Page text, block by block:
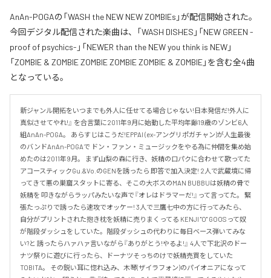
AnAn-POGAの「WASH the NEW NEW ZOMBIEs」が配信開始された。
今回デジタル配信された楽曲は、「WASH DISHES」「NEW GREEN -
proof of psychics-」「NEWER than the NEW you think is NEW」
「ZOMBIE & ZOMBIE ZOMBIE ZOMBIE ZOMBIE & ZOMBIE」を含む全4曲
となっている。
新ジャンル開拓をいつまでも外人に任せてる場合じゃない!日本発信だ!外人に
真似させてやれ!』 を合言葉に2011年9月に始動した平均年齢19歳のゾンビ6人
組AnAn-POGA。 あらすじはこうだ!EPPAI (ex-アングリポガチャン)が人生最後
のバンドAnAn-POGAで ドン・ファン・ミュージックをやる為に仲間を集め始
めたのは2011年9月。 まず山梨の森に行き、妖精の口パクに合わせて歌ってた
アコースティックGu.&Vo.のGENを誘ったら 即答で加入決定! 2人で武蔵境に帰
ってきて悪の巣窟スタットに寄る、そこの大ボスのMAN BUBBUは妖精の骨で
妖精を 叩きながらラッパみたいな声で『オレはドラマーだ!』って言ってた。 緊
張たっぷりで誘ったら速攻でオッケー! 3人で三鷹七中の方に行ってみたら、
自分がプリントされた抱き枕を妖精に売りまくってる KENJI "O" GOOSって奴
が階段ダッシュをしていた。階段ダッシュの代わりに毎日ベース弾いてみな
い?と 誘ったらハァハァ言いながら『ありがとう!やるよ!』 4人で下北沢のドー
ナツ祭りに遊びに行ったら、ドーナツそっちのけで妖精売買をしていた
TOBITA。 その鋭い耳に惚れ込み、木琴(ザイラフォン)のパイオニアになって